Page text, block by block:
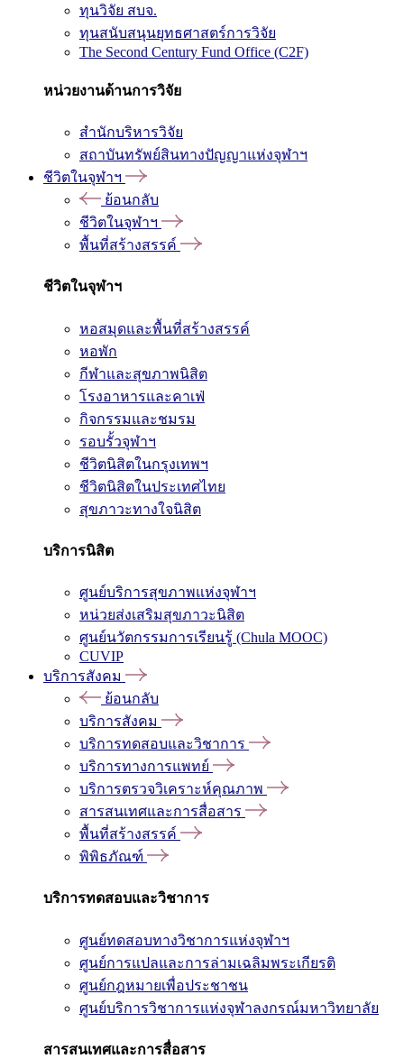
ทุนวิจัย สบจ.
ทุนสนับสนุนยุทธศาสตร์การวิจัย
The Second Century Fund Office (C2F)
หน่วยงานด้านการวิจัย
สำนักบริหารวิจัย
สถาบันทรัพย์สินทางปัญญาแห่งจุฬาฯ
ชีวิตในจุฬาฯ
ย้อนกลับ
ชีวิตในจุฬาฯ
พื้นที่สร้างสรรค์
ชีวิตในจุฬาฯ
หอสมุดและพื้นที่สร้างสรรค์
หอพัก
กีฬาและสุขภาพนิสิต
โรงอาหารและคาเฟ่
กิจกรรมและชมรม
รอบรั้วจุฬาฯ
ชีวิตนิสิตในกรุงเทพฯ
ชีวิตนิสิตในประเทศไทย
สุขภาวะทางใจนิสิต
บริการนิสิต
ศูนย์บริการสุขภาพแห่งจุฬาฯ
หน่วยส่งเสริมสุขภาวะนิสิต
ศูนย์นวัตกรรมการเรียนรู้ (Chula MOOC)
CUVIP
บริการสังคม
ย้อนกลับ
บริการสังคม
บริการทดสอบและวิชาการ
บริการทางการแพทย์
บริการตรวจวิเคราะห์คุณภาพ
สารสนเทศและการสื่อสาร
พื้นที่สร้างสรรค์
พิพิธภัณฑ์
บริการทดสอบและวิชาการ
ศูนย์ทดสอบทางวิชาการแห่งจุฬาฯ
ศูนย์การแปลและการล่ามเฉลิมพระเกียรติ
ศูนย์กฎหมายเพื่อประชาชน
ศูนย์บริการวิชาการแห่งจุฬาลงกรณ์มหาวิทยาลัย
สารสนเทศและการสื่อสาร